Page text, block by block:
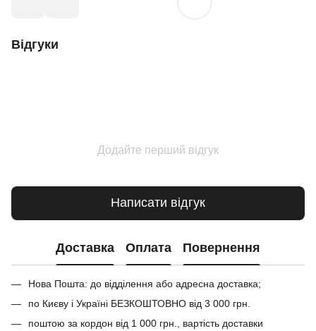
Відгуки
Додайте перший відгук
Написати відгук
Доставка Оплата Повернення
Нова Пошта: до відділення або адресна доставка;
по Києву і Україні БЕЗКОШТОВНО від 3 000 грн.
поштою за кордон від 1 000 грн., вартість доставки